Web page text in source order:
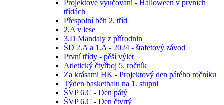
Projektové vyučování - Halloween v prvních
třídách
Přespolní běh 2. tříd
2.A v lese
3.D Mandaly z přírodnin
ŠD 2.A a 1.A - 2024 - štafetový závod
První třídy - pěší výlet
Atletický čtyřboj 5. ročník
Za krásami HK - Projektový den pátého ročníku
Týden basketbalu na 1. stupni
ŠVP 6.C - Den pátý
ŠVP 6.C - Den čtvrtý